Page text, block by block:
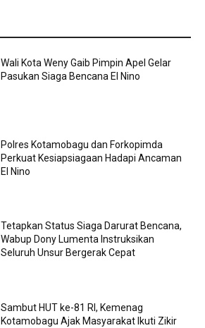
Wali Kota Weny Gaib Pimpin Apel Gelar
Pasukan Siaga Bencana El Nino
Polres Kotamobagu dan Forkopimda
Perkuat Kesiapsiagaan Hadapi Ancaman
El Nino
Tetapkan Status Siaga Darurat Bencana,
Wabup Dony Lumenta Instruksikan
Seluruh Unsur Bergerak Cepat
Sambut HUT ke-81 RI, Kemenag
Kotamobagu Ajak Masyarakat Ikuti Zikir